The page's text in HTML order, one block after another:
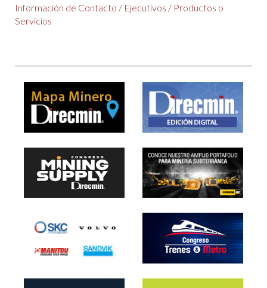
Información de Contacto / Ejecutivos / Productos o
Servicios